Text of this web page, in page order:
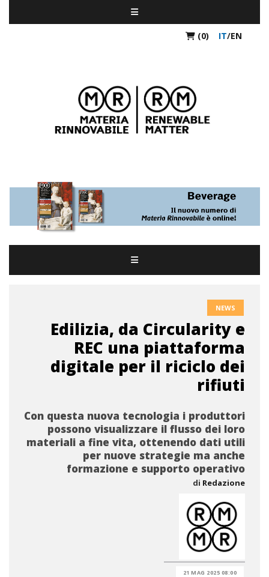
(0) IT/EN
NEWS
Edilizia, da Circularity e
REC una piattaforma
digitale per il riciclo dei
rifiuti
Con questa nuova tecnologia i produttori
possono visualizzare il flusso dei loro
materiali a fine vita, ottenendo dati utili
per nuove strategie ma anche
formazione e supporto operativo
di Redazione
21 MAG 2025 08:00